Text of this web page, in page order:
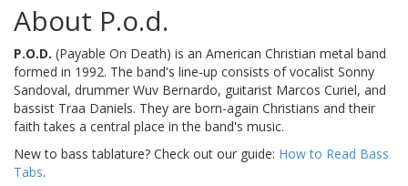
About P.o.d.
P.O.D. (Payable On Death) is an American Christian metal band
formed in 1992. The band's line-up consists of vocalist Sonny
Sandoval, drummer Wuv Bernardo, guitarist Marcos Curiel, and
bassist Traa Daniels. They are born-again Christians and their
faith takes a central place in the band's music.
New to bass tablature? Check out our guide: How to Read Bass
Tabs.